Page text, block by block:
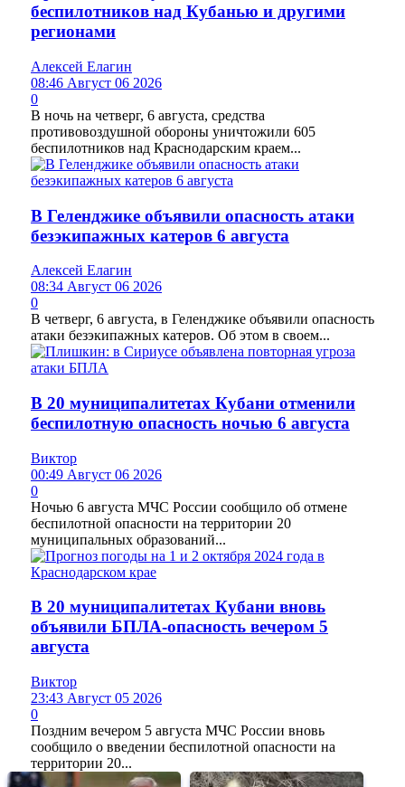
беспилотников над Кубанью и другими
регионами
Алексей Елагин
08:46 Август 06 2026
0
В ночь на четверг, 6 августа, средства
противовоздушной обороны уничтожили 605
беспилотников над Краснодарским краем...
В Геленджике объявили опасность атаки
безэкипажных катеров 6 августа
Алексей Елагин
08:34 Август 06 2026
0
В четверг, 6 августа, в Геленджике объявили опасность
атаки безэкипажных катеров. Об этом в своем...
В 20 муниципалитетах Кубани отменили
беспилотную опасность ночью 6 августа
Виктор
00:49 Август 06 2026
0
Ночью 6 августа МЧС России сообщило об отмене
беспилотной опасности на территории 20
муниципальных образований...
В 20 муниципалитетах Кубани вновь
объявили БПЛА-опасность вечером 5
августа
Виктор
23:43 Август 05 2026
0
Поздним вечером 5 августа МЧС России вновь
сообщило о введении беспилотной опасности на
территории 20...